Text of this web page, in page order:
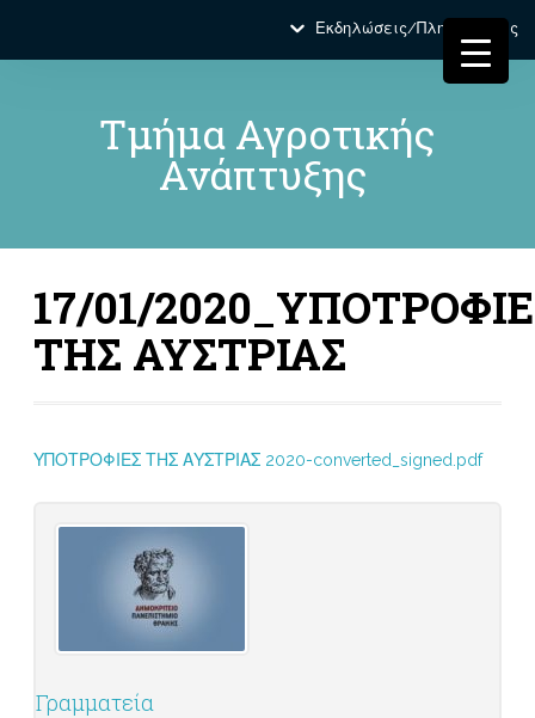
Εκδηλώσεις/Πληροφορίες
Τμήμα Αγροτικής
Ανάπτυξης
17/01/
ΤΗΣ ΑΥΣΤΡΙΑΣ
ΥΠΟΤΡΟΦΙΕΣ ΤΗΣ ΑΥΣΤΡΙΑΣ 2020-converted_signed.pdf
Γραμματεία